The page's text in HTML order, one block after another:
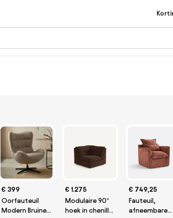
€ 399
Oorfauteuil
Modern Bruine
€ 1.275
Modulaire 90°
hoek in chenille
€ 749,25
Fauteuil,
afneembare